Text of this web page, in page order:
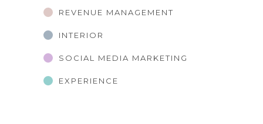
REVENUE MANAGEMENT
INTERIOR
SOCIAL MEDIA MARKETING
EXPERIENCE